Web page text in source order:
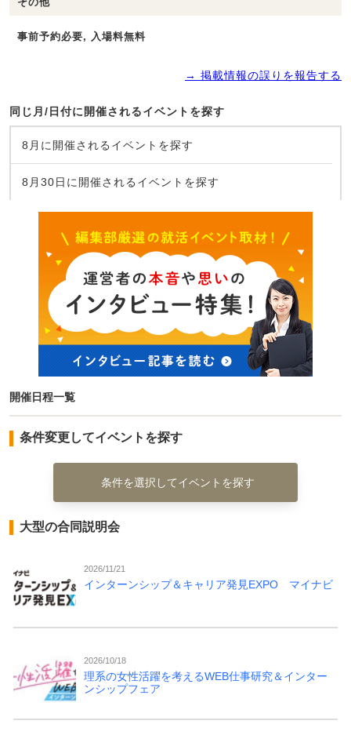
事前予約必要, 入場料無料
→ 掲載情報の誤りを報告する
同じ月/日付に開催されるイベントを探す
8月に開催されるイベントを探す
8月30日に開催されるイベントを探す
開催日程一覧
条件変更してイベントを探す
条件を選択してイベントを探す
大型の合同説明会
2026/11/21
インターンシップ＆キャリア発見EXPO マイナビ
2026/10/18
理系の女性活躍を考えるWEB仕事研究＆インター
ンシップフェア